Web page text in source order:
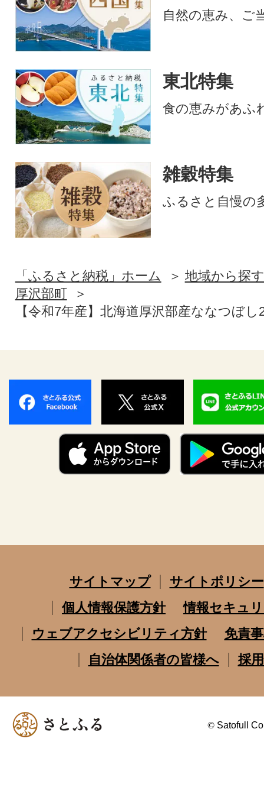
自然の恵み、ご
東北特集
食の恵みがあふ
雑穀特集
ふるさと自慢の
「ふるさと納税」ホーム
地域から探す
厚沢部町
【令和7年産】北海道厚沢部産ななつぼし
サイトマップ
サイトポリシー
個人情報保護方針
情報セキュ
ウェブアクセシビリティ方針
免責
自治体関係者の皆様へ
採
© Satofull